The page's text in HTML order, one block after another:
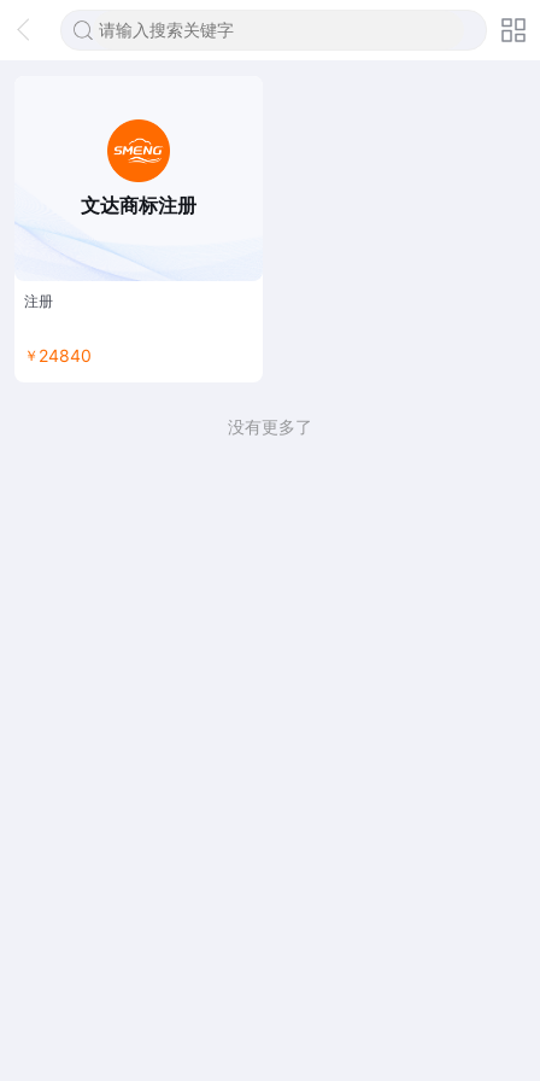
文达商标注册
注册
￥ 24840
没有更多了